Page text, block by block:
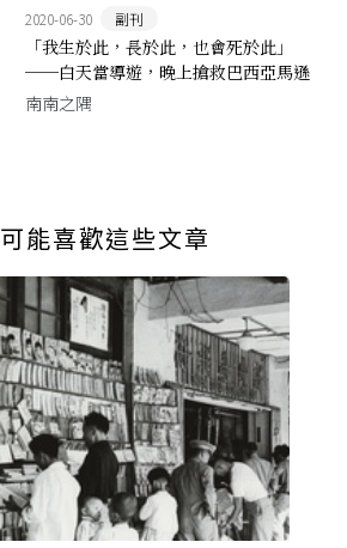
2020-06-30 副刊
「我生於此，長於此，也會死於此」
──白天當導遊，晚上搶救巴西亞馬遜
森林的救火人生
南南之隅
能喜歡這些文章